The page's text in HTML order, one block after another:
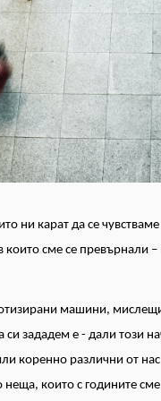
ни карат да се
които сме се превърнали
машини,
си зададем е - дали този
коренно различни от
неща, които с годините